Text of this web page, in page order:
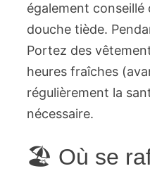
également conseillé
douche tiède.
Portez des
heures fraîches
régulièrement la
nécessaire.
🏖 Où se